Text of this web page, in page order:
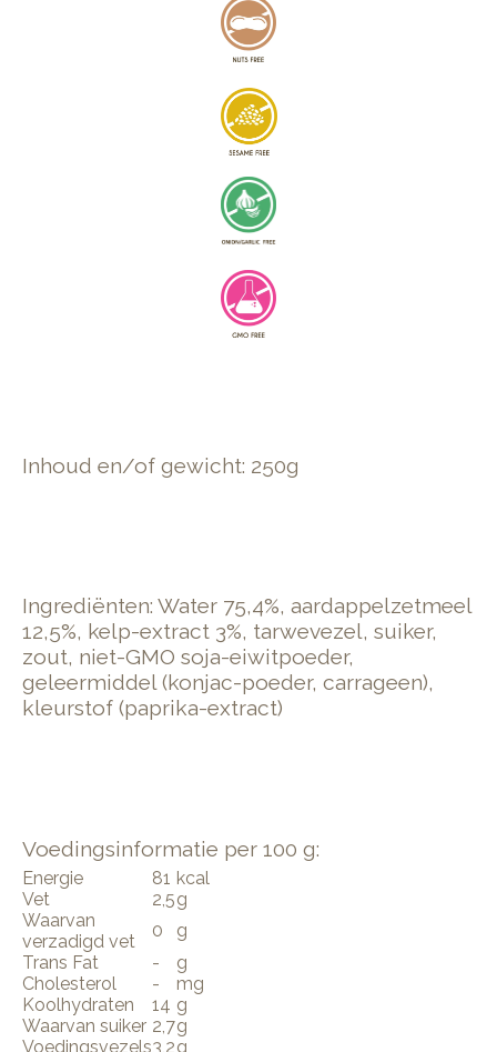
Inhoud en/of gewicht: 250g
Ingrediënten: Water 75,4%, aardappelzetmeel
12,5%, kelp-extract 3%, tarwevezel, suiker,
zout, niet-GMO soja-eiwitpoeder,
geleermiddel (konjac-poeder, carrageen),
kleurstof (paprika-extract)
Voedingsinformatie per 100 g:
Energie 81 kcal
Vet
2,5g
Waarvan
verzadigd vet
0
g
Trans Fat
-
g
Cholesterol
-
mg
Koolhydraten
14 g
Waarvan suiker 2,7g
Voedingsvezels3,2g